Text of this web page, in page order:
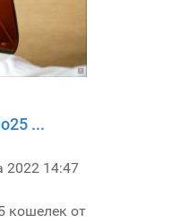
...
2022 14:47
кошелек от